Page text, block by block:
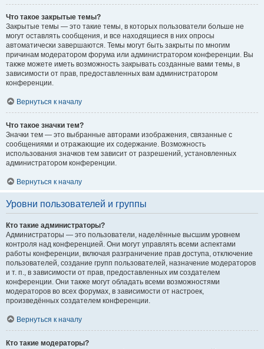
Что такое закрытые темы?
Закрытые темы — это такие темы, в которых пользователи больше не
могут оставлять сообщения, и все находящиеся в них опросы
автоматически завершаются. Темы могут быть закрыты по многим
причинам модератором форума или администратором конференции. Вы
также можете иметь возможность закрывать созданные вами темы, в
зависимости от прав, предоставленных вам администратором
конференции.
Вернуться к началу
Что такое значки тем?
Значки тем — это выбранные авторами изображения, связанные с
сообщениями и отражающие их содержание. Возможность
использования значков тем зависит от разрешений, установленных
администратором конференции.
Вернуться к началу
Уровни пользователей и группы
Кто такие администраторы?
Администраторы — это пользователи, наделённые высшим уровнем
контроля над конференцией. Они могут управлять всеми аспектами
работы конференции, включая разграничение прав доступа, отключение
пользователей, создание групп пользователей, назначение модераторов
и т. п., в зависимости от прав, предоставленных им создателем
конференции. Они также могут обладать всеми возможностями
модераторов во всех форумах, в зависимости от настроек,
произведённых создателем конференции.
Вернуться к началу
Кто такие модераторы?